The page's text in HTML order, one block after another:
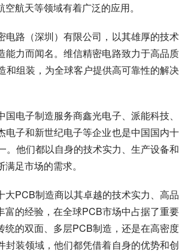
航天等领域有着广泛的应用。
电路（深圳）有限公司，以其雄厚的技术
能力而闻名。维信精密电路致力于高品质
和组装，为全球客户提供高可靠性的解决
电子制造服务商鑫光电子、派能科技、
电子和新世纪电子等企业也是中国国内十
。他们都以自身的技术实力、生产设备和
足市场的需求。
大PCB制造商以其卓越的技术实力、高品
富的经验，在全球PCB市场中占据了重要
统的双面、多层PCB制造，还是在高密度
封装领域，他们都凭借着自身的优势和创